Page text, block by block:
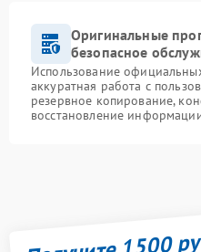
Оригинальные
безопасное
Использование
аккуратная работа с
резервное копирование,
восстановление